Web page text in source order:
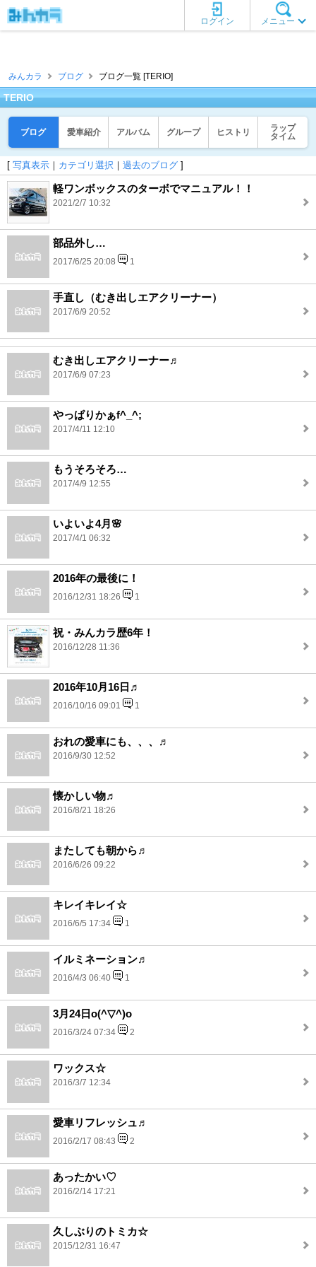
メニュー
ログイン
みんカラ ブログ ブログ一覧 [TERIO]
TERIO
ブログ 愛車紹介 アルバム グループ ヒストリ
ラップ
タイム
[ 写真表示 ｜ カテゴリ選択 ｜ 過去のブログ ]
軽ワンボックスのターボでマニュアル！！
2021/2/7 10:32
部品外し…
2017/6/25 20:08 1
手直し（むき出しエアクリーナー）
2017/6/9 20:52
むき出しエアクリーナー♬
2017/6/9 07:23
やっぱりかぁf^_^;
2017/4/11 12:10
もうそろそろ…
2017/4/9 12:55
いよいよ4月🌸
2017/4/1 06:32
2016年の最後に！
2016/12/31 18:26 1
祝・みんカラ歴6年！
2016/12/28 11:36
2016年10月16日♬
2016/10/16 09:01 1
おれの愛車にも、、、♬
2016/9/30 12:52
懐かしい物♬
2016/8/21 18:26
またしても朝から♬
2016/6/26 09:22
キレイキレイ☆
2016/6/5 17:34 1
イルミネーション♬
2016/4/3 06:40 1
3月24日o(^▽^)o
2016/3/24 07:34 2
ワックス☆
2016/3/7 12:34
愛車リフレッシュ♬
2016/2/17 08:43 2
あったかい♡
2016/2/14 17:21
久しぶりのトミカ☆
2015/12/31 16:47